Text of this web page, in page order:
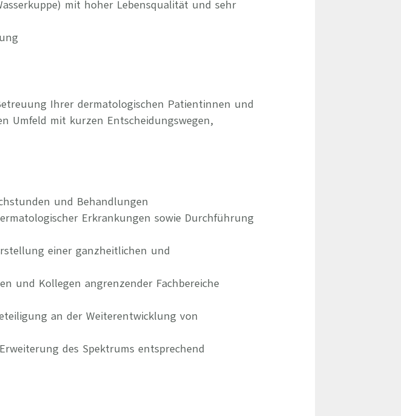
mit hoher Lebensqualität und sehr
Ihrer dermatologischen Patientinnen und
Umfeld mit kurzen Entscheidungswegen,
und Behandlungen
Erkrankungen sowie Durchführung
einer ganzheitlichen und
und Kollegen angrenzender Fachbereiche
an der Weiterentwicklung von
des Spektrums entsprechend